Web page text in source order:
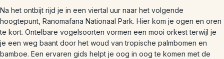
Na het ontbijt rijd je in een viertal uur naar het volgende
hoogtepunt, Ranomafana Nationaal Park. Hier kom je ogen en oren
te kort. Ontelbare vogelsoorten vormen een mooi orkest terwijl je
je een weg baant door het woud van tropische palmbomen en
bamboe. Een ervaren gids helpt je oog in oog te komen met de